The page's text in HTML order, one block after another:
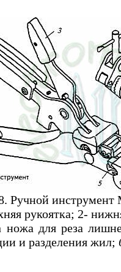
Ручной инструмент
рукоятка; 2-
ножа для реза
и разделе­ния жил;